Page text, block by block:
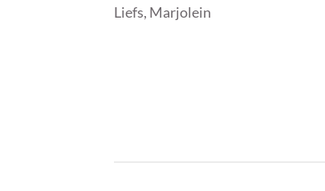
Liefs, Marjolein